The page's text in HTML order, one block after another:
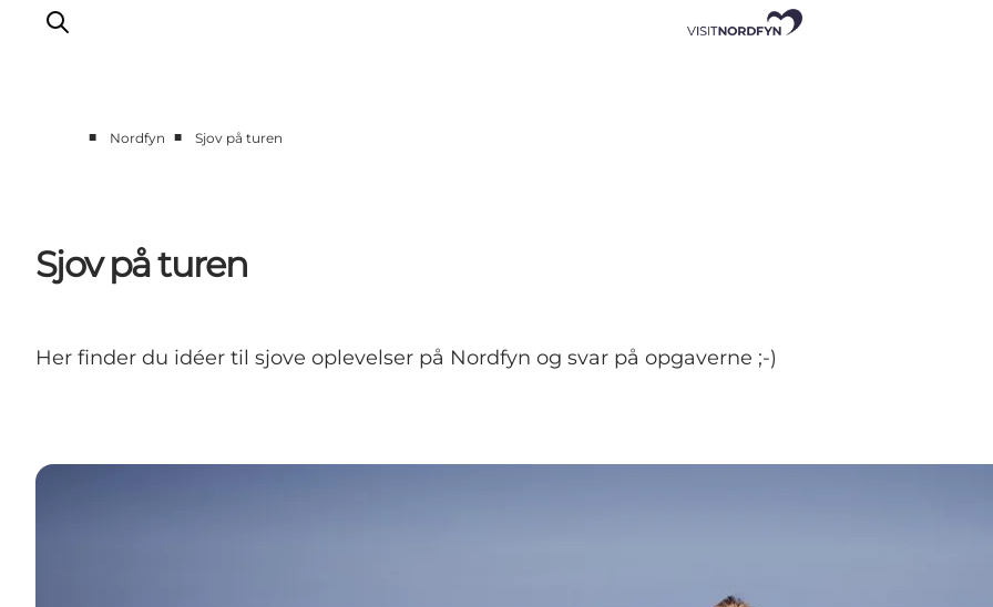
Spis og drik
Overnatning
For børn
■ Nordfyn ■ Sjov på turen
Sjov på turen
Her finder du idéer til sjove oplevelser på Nordfyn og svar på opgaverne ;-)